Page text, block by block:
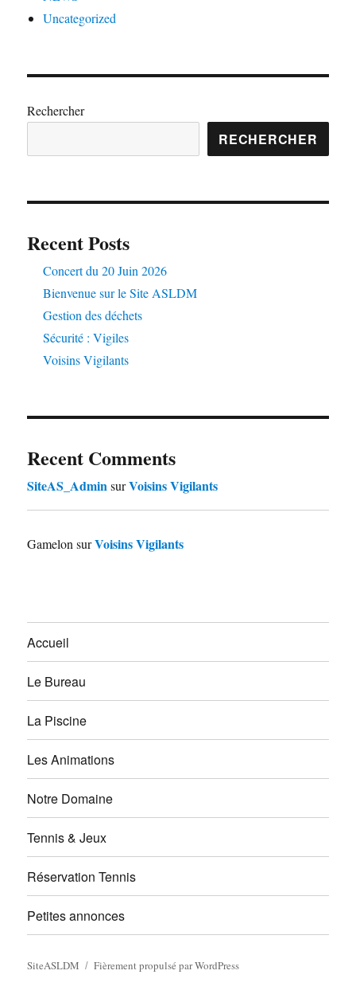
Uncategorized
Rechercher
RECHERCHER
Recent Posts
Concert du 20 Juin 2026
Bienvenue sur le Site ASLDM
Gestion des déchets
Sécurité : Vigiles
Voisins Vigilants
Recent Comments
SiteAS_AdminsurVoisins Vigilants
GamelonsurVoisins Vigilants
Accueil
Le Bureau
La Piscine
Les Animations
Notre Domaine
Tennis & Jeux
Réservation Tennis
Petites annonces
SiteASLDM Fièrement propulsé par WordPress